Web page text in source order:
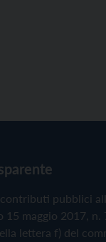
pubblici
maggio 2017, n.
lettera f) del